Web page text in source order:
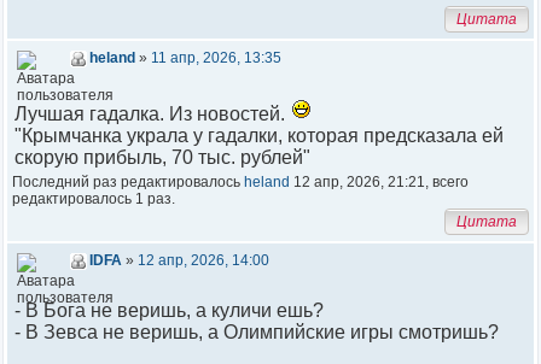
Цитата
heland » 11 апр, 2026, 13:35
Лучшая гадалка. Из новостей.
"Крымчанка украла у гадалки, которая предсказала ей
скорую прибыль, 70 тыс. рублей"
Последний раз редактировалось heland 12 апр, 2026, 21:21, всего
редактировалось 1 раз.
Цитата
IDFA » 12 апр, 2026, 14:00
- В Бога не веришь, а куличи ешь?
- В Зевса не веришь, а Олимпийские игры смотришь?